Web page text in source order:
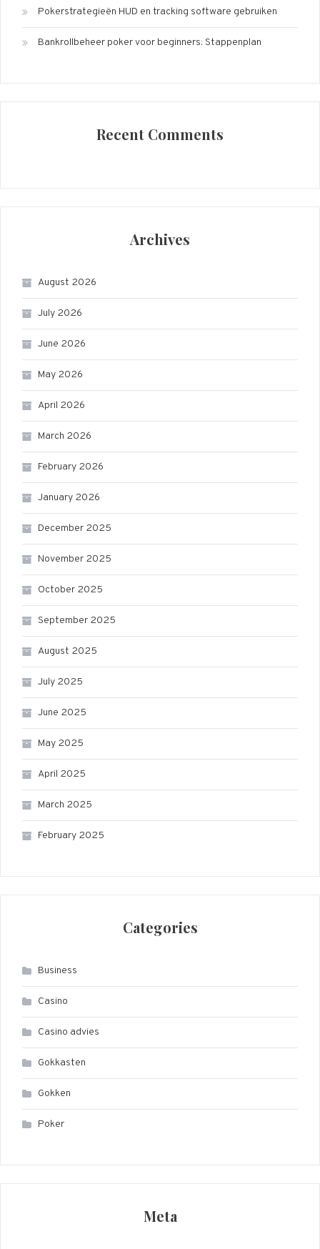
Pokerstrategieën HUD en tracking software gebruiken
Bankrollbeheer poker voor beginners: Stappenplan
Recent Comments
Archives
August 2026
July 2026
June 2026
May 2026
April 2026
March 2026
February 2026
January 2026
December 2025
November 2025
October 2025
September 2025
August 2025
July 2025
June 2025
May 2025
April 2025
March 2025
February 2025
Categories
Business
Casino
Casino advies
Gokkasten
Gokken
Poker
Meta